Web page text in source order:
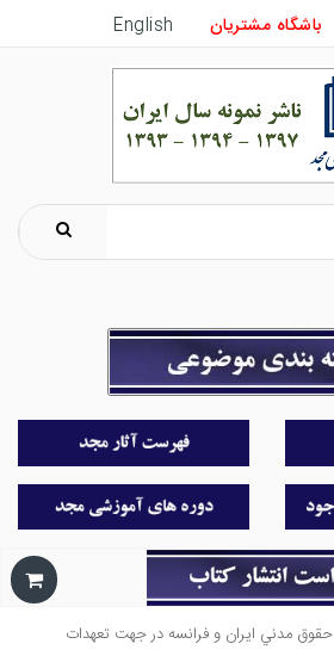
باشگاه مشتریان English
حقوق مدني ايران و فرانسه در جهت تعهدات